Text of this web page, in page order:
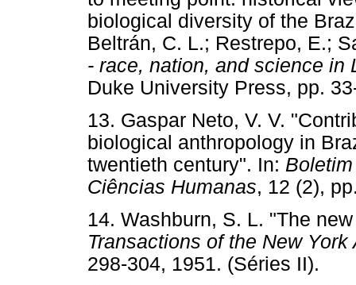
biological diversity of the
Beltrán, C. L.; Restrepo, E.;
- race, nation, and science in
Duke University Press,
13. Gaspar Neto, V. V.
biological anthropology in
twentieth century". In:
Ciências Humanas, 12 (2),
14. Washburn, S. L. "The
Transactions of the New
298-304, 1951. (Séries